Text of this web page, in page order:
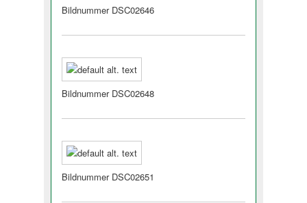
Bildnummer DSC02646
Bildnummer DSC02648
Bildnummer DSC02651